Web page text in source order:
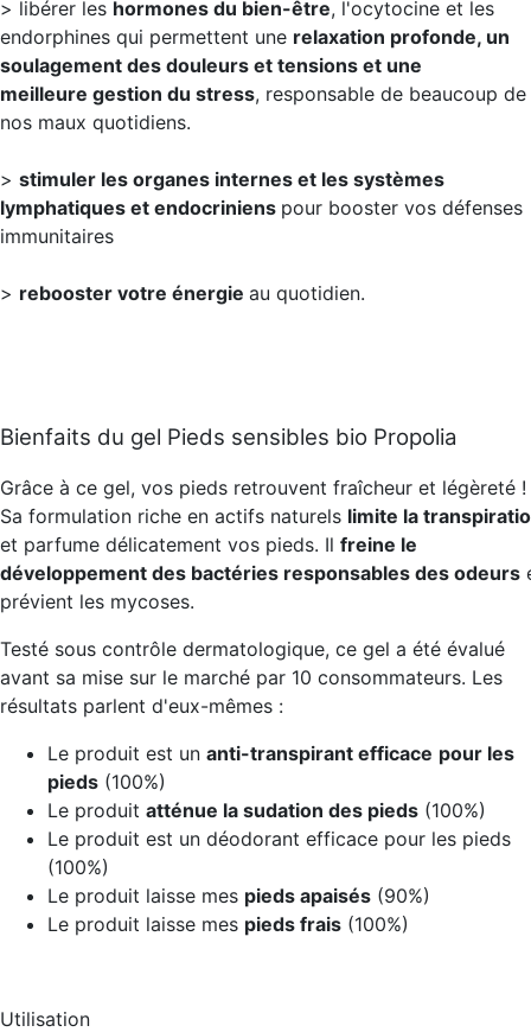
> libérer les hormones du bien-être, l'ocytocine et les
endorphines qui permettent une relaxation profonde, un
soulagement des douleurs et tensions et une
meilleure gestion du stress, responsable de beaucoup de
nos maux quotidiens.
> stimuler les organes internes et les systèmes
lymphatiques et endocriniens pour booster vos défenses
immunitaires
> rebooster votre énergie au quotidien.
Bienfaits du gel Pieds sensibles bio Propolia
Grâce à ce gel, vos pieds retrouvent fraîcheur et légèreté !
Sa formulation riche en actifs naturels limite la
et parfume délicatement vos pieds. Il freine le
développement des bactéries responsables des odeurs
prévient les mycoses.
Testé sous contrôle dermatologique, ce gel a été évalué
avant sa mise sur le marché par 10 consommateurs. Les
résultats parlent d'eux-mêmes :
Le produit est un anti-transpirant efficace pour les
pieds (100%)
Le produit atténue la sudation des pieds (100%)
Le produit est un déodorant efficace pour les pieds
(100%)
Le produit laisse mes pieds apaisés (90%)
Le produit laisse mes pieds frais (100%)
Utilisation